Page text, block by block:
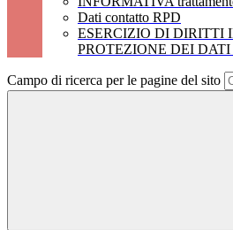
Dati contatto RPD
ESERCIZIO DI DIRITTI
PROTEZIONE DEI
Campo di ricerca per le pagine del sito